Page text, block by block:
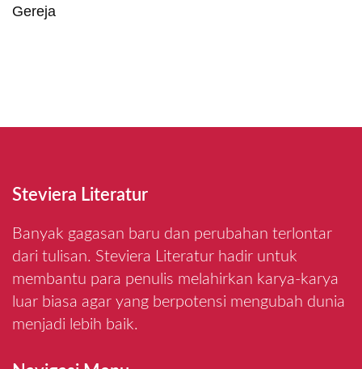
Gereja
Steviera Literatur
Banyak gagasan baru dan perubahan terlontar
dari tulisan. Steviera Literatur hadir untuk
membantu para penulis melahirkan karya-karya
luar biasa agar yang berpotensi mengubah dunia
menjadi lebih baik.